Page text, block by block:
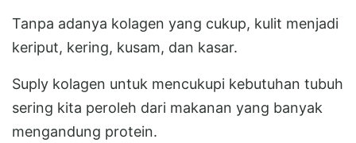
Tanpa adanya kolagen yang cukup, kulit menjadi
keriput, kering, kusam, dan kasar.
Suply kolagen untuk mencukupi kebutuhan tubuh
sering kita peroleh dari makanan yang banyak
mengandung protein.